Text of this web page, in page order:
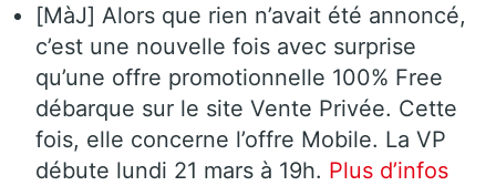
[MàJ] Alors que rien n’avait été annoncé,
c’est une nouvelle fois avec surprise
qu’une offre promotionnelle 100% Free
débarque sur le site Vente Privée. Cette
fois, elle concerne l’offre Mobile. La VP
débute lundi 21 mars à 19h. Plus d’infos